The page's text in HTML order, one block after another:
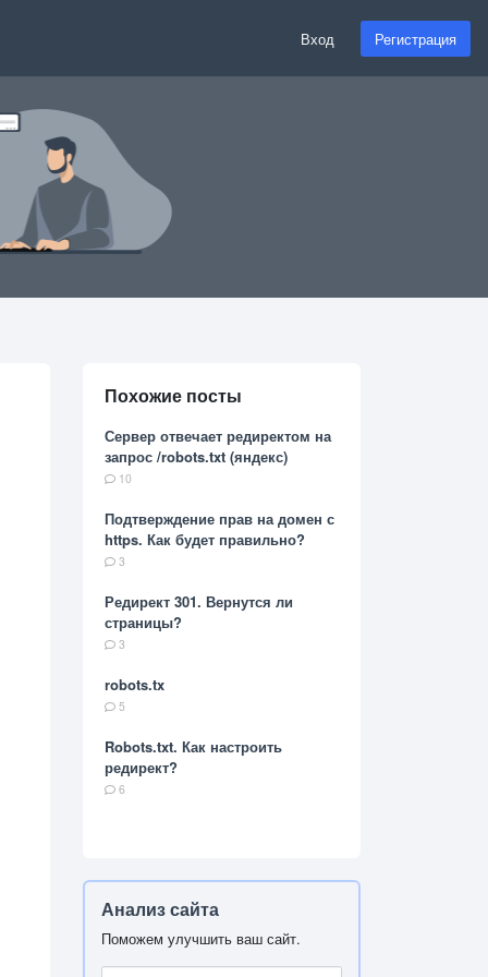
Вход Регистрация
Похожие посты
Сервер отвечает редиректом на
запрос /robots.txt (яндекс)
10
Подтверждение прав на домен с
https. Как будет правильно?
3
Редирект 301. Вернутся ли
страницы?
3
robots.tx
5
Robots.txt. Как настроить
редирект?
6
Анализ сайта
Поможем улучшить ваш сайт.